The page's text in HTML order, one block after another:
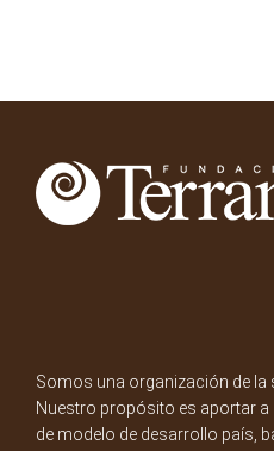
Somos una organización de la
Nuestro propósito es aportar
de modelo de desarrollo país,